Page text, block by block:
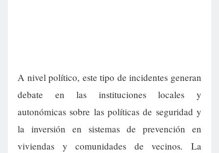
A nivel político, este tipo de incidentes generan
debate en las instituciones locales y
autonómicas sobre las políticas de seguridad y
la inversión en sistemas de prevención en
viviendas y comunidades de vecinos. La